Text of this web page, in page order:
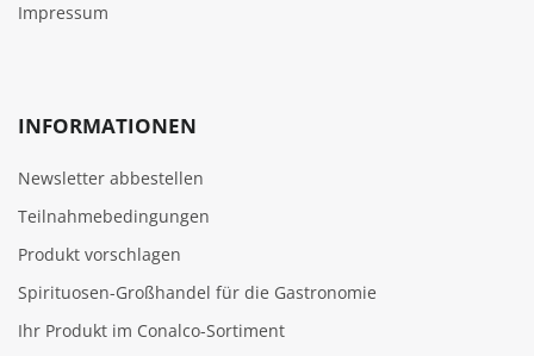
Impressum
INFORMATIONEN
Newsletter abbestellen
Teilnahmebedingungen
Produkt vorschlagen
Spirituosen-Großhandel für die Gastronomie
Ihr Produkt im Conalco-Sortiment